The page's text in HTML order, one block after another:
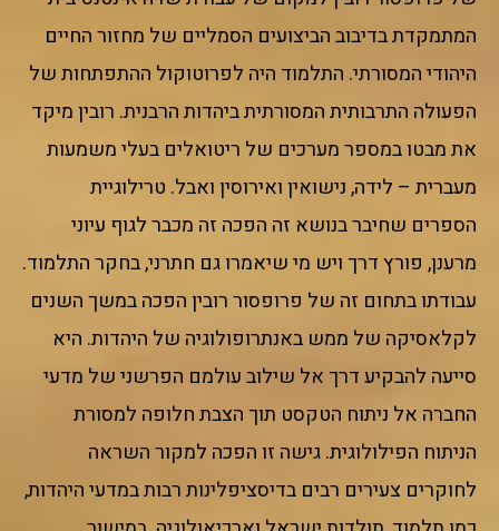
המתמקדת בדיבוב הביצועים הסמליים של מחזור החיים
היהודי המסורתי. התלמוד היה לפרוטוקול ההתפתחות של
הפעולה התרבותית המסורתית ביהדות הרבנית. רובין מיקד
את מבטו במספר מערכים של ריטואלים בעלי משמעות
מעברית – לידה, נישואין ואירוסין ואבל. טרילוגיית
הספרים שחיבר בנושא זה הפכה זה מכבר לגוף עיוני
מרענן, פורץ דרך ויש מי שיאמרו גם חתרני, בחקר התלמוד.
עבודתו בתחום זה של פרופסור רובין הפכה במשך השנים
לקלאסיקה של ממש באנתרופולוגיה של היהדות. היא
סייעה להבקיע דרך אל שילוב עולמם הפרשני של מדעי
החברה אל ניתוח הטקסט תוך הצבת חלופה למסורת
הניתוח הפילולוגית. גישה זו הפכה למקור השראה
לחוקרים צעירים רבים בדיסציפלינות רבות במדעי היהדות,